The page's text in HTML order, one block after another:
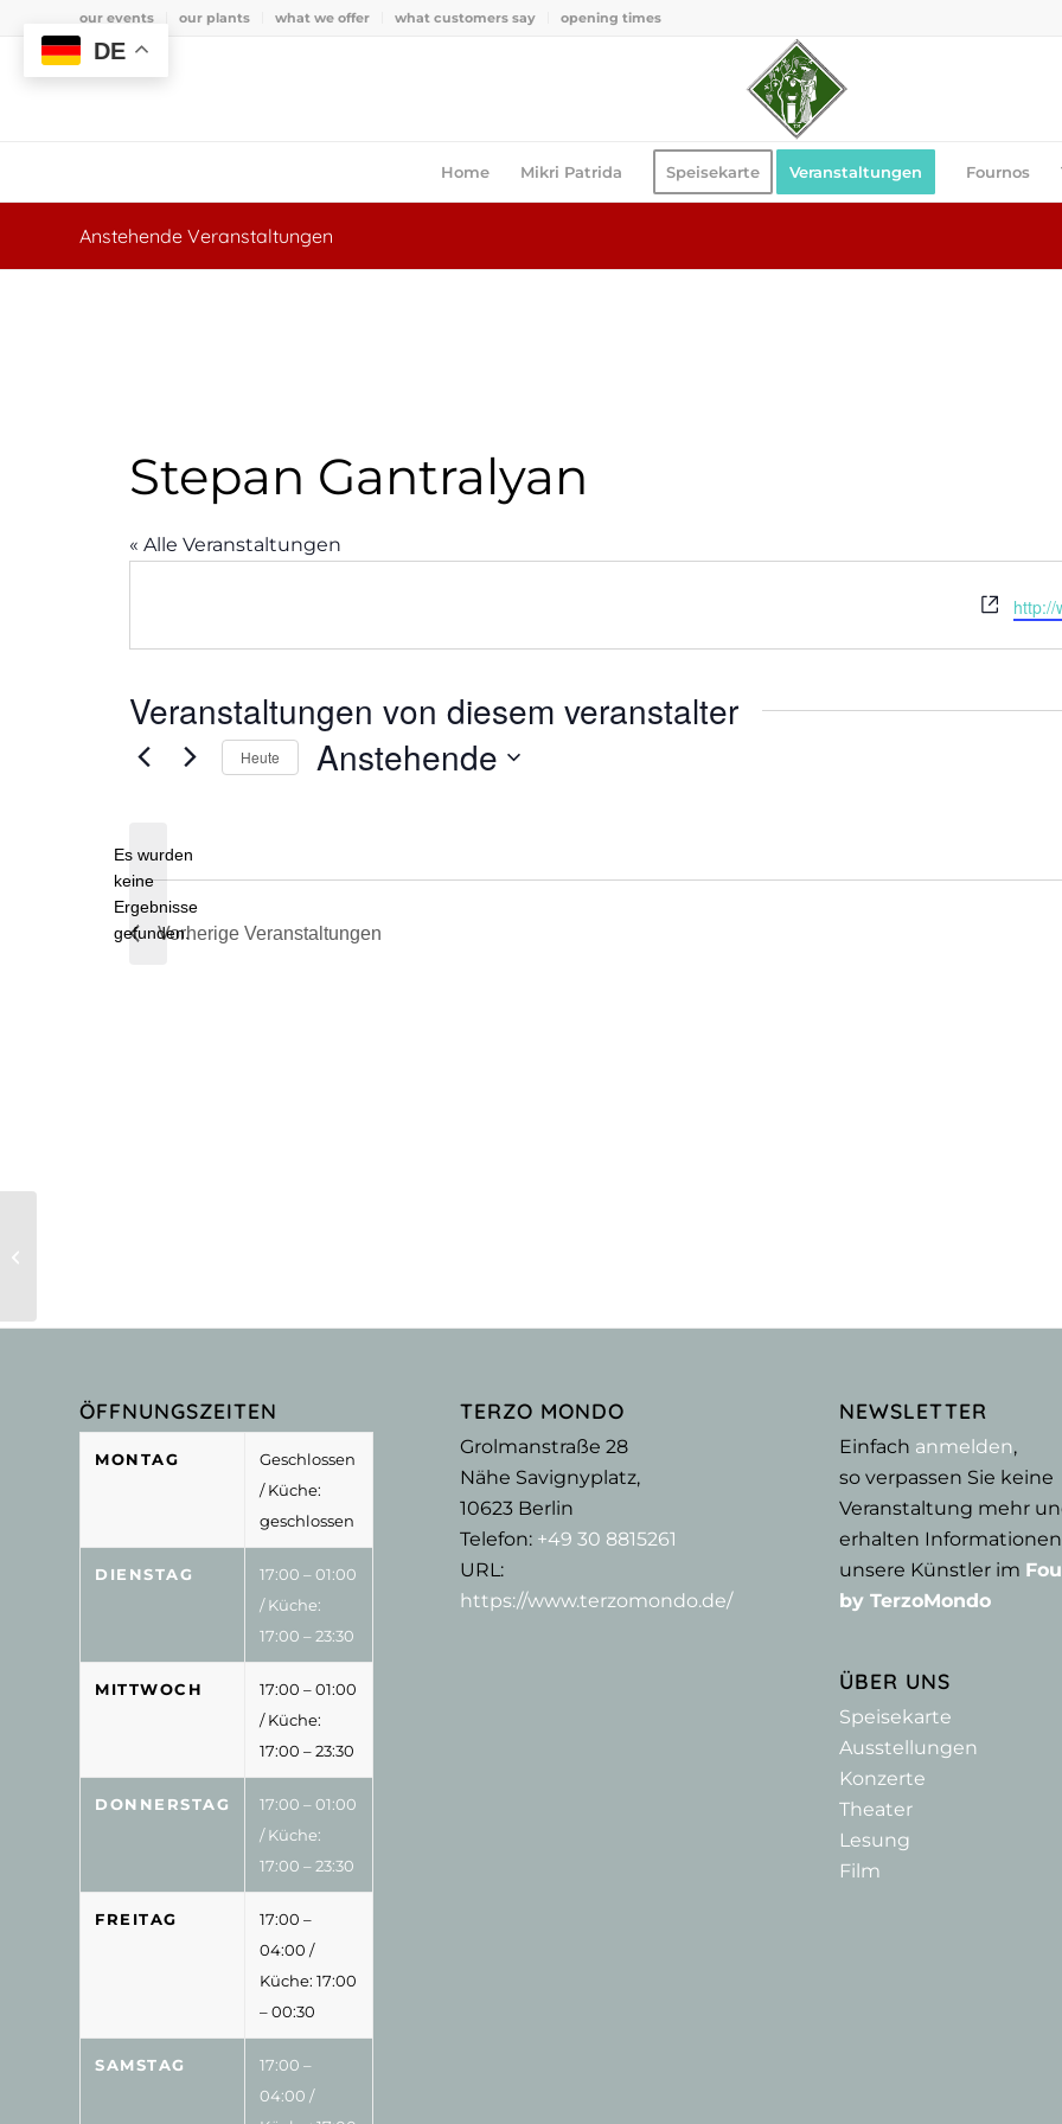
our events our plants what we offer what customers say opening times
Home Mikri Patrida Speisekarte Veranstaltungen Fournos
Anstehende Veranstaltungen
Stepan Gantralyan
« Alle Veranstaltungen
http://
Veranstaltungen von diesem veranstalter
Hinweis
Es wurden
keine
Ergebnisse
gefunden.
Heute Anstehende
Vorherige Veranstaltungen
ÖFFNUNGSZEITEN
MONTAG
Geschlossen
/ Küche:
geschlossen
DIENSTAG
17:00 – 01:00
/ Küche:
17:00 – 23:30
MITTWOCH
17:00 – 01:00
/ Küche:
17:00 – 23:30
DONNERSTAG
17:00 – 01:00
/ Küche:
17:00 – 23:30
FREITAG
17:00 –
04:00 /
Küche: 17:00
– 00:30
SAMSTAG
17:00 –
04:00 /
TERZO MONDO
Grolmanstraße 28
Nähe Savignyplatz,
10623Berlin
Telefon: +49 30 8815261
URL:
https://www.terzomondo.de/
NEWSLETTER
Einfach anmelden,
so verpassen Sie keine
Veranstaltung mehr
erhalten
unsere Künstler im
by TerzoMondo
ÜBER UNS
Speisekarte
Ausstellungen
Konzerte
Theater
Lesung
Film
DE